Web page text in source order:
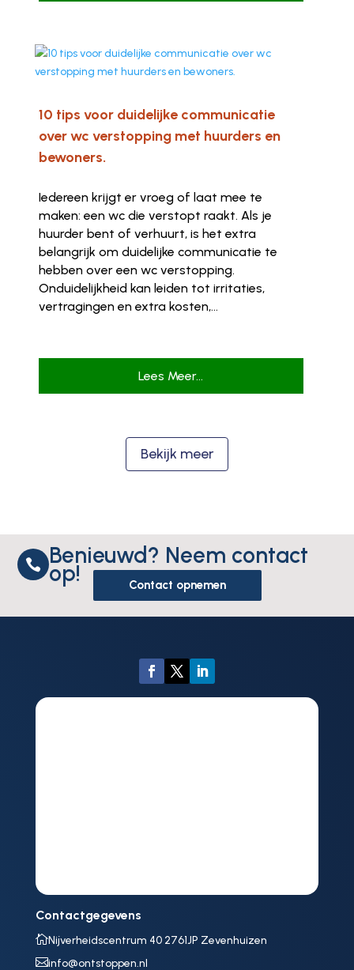
10 tips voor duidelijke communicatie
over wc verstopping met huurders en
bewoners.
Iedereen krijgt er vroeg of laat mee te
maken: een wc die verstopt raakt. Als je
huurder bent of verhuurt, is het extra
belangrijk om duidelijke communicatie te
hebben over een wc verstopping.
Onduidelijkheid kan leiden tot irritaties,
vertragingen en extra kosten,...
Lees Meer...
Bekijk meer
 Benieuwd? Neem contact
op! Contact opnemen
Contactgegevens
Nijverheidscentrum 40 2761JP Zevenhuizen
info@ontstoppen.nl